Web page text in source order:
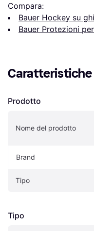
Compara:
Bauer Hockey su
Bauer Protezioni
Caratteristiche
Prodotto
Nome del prodotto
Brand
Tipo
Tipo